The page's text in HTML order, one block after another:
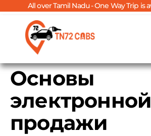
All over Tamil Nadu - One Way Trip is available
Основы
электронной
продажи